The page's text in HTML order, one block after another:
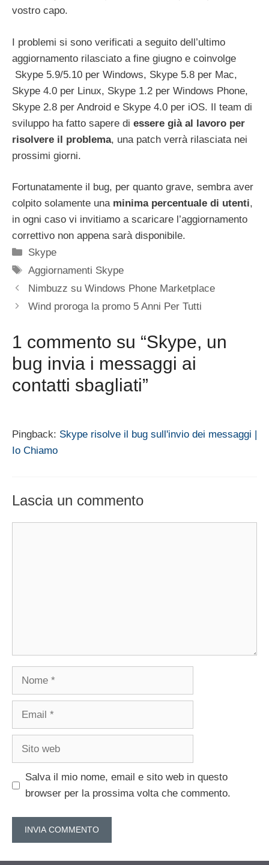
vostro capo.
I problemi si sono verificati a seguito dell’ultimo
aggiornamento rilasciato a fine giugno e coinvolge
Skype 5.9/5.10 per Windows, Skype 5.8 per Mac,
Skype 4.0 per Linux, Skype 1.2 per Windows Phone,
Skype 2.8 per Android e Skype 4.0 per iOS. Il team di
sviluppo ha fatto sapere di essere già al lavoro per
risolvere il problema, una patch verrà rilasciata nei
prossimi giorni.
Fortunatamente il bug, per quanto grave, sembra aver
colpito solamente unaminima percentuale di utenti,
in ogni caso vi invitiamo a scaricare l’aggiornamento
correttivo non appena sarà disponibile.
Categorie
Skype
Tag
Aggiornamenti Skype
Nimbuzz su Windows Phone Marketplace
Wind proroga la promo 5 Anni Per Tutti
1 commento su “Skype, un
bug invia i messaggi ai
contatti sbagliati”
Pingback: Skype risolve il bug sull'invio dei messaggi |
Io Chiamo
Lascia un commento
Nome
Email
Sito
Salva il mio nome, email e sito web in questo
browser per la prossima volta che commento.